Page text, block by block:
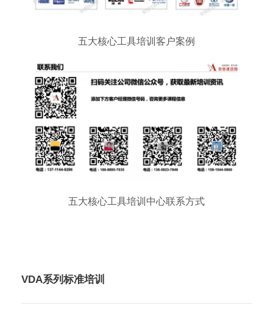
五大核心工具培训客户案例
五大核心工具培训中心联系方式
VDA系列标准培训